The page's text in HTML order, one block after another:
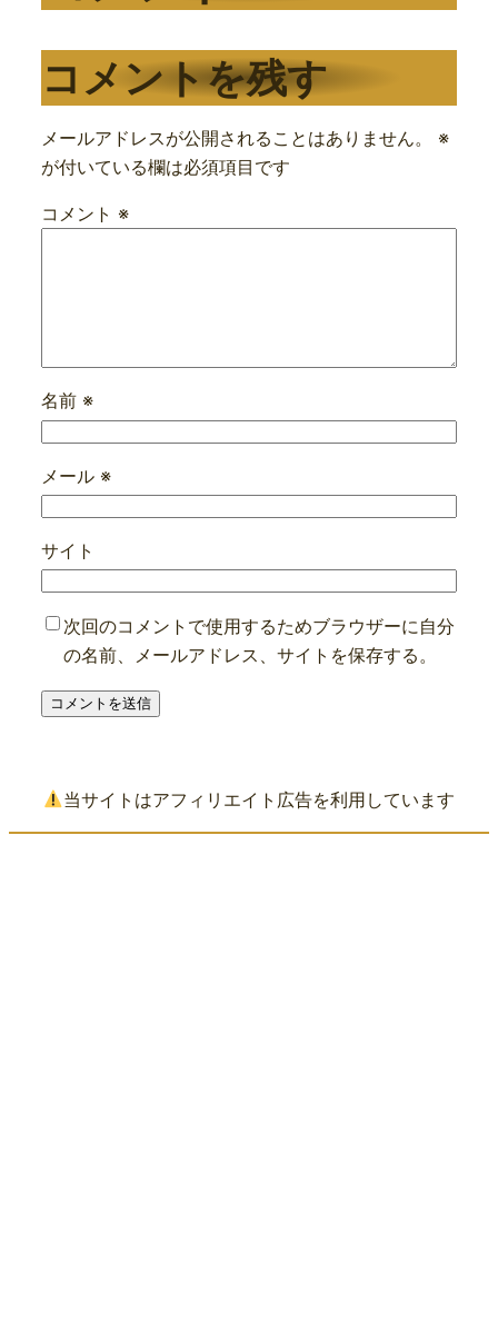
コメントを残す
メールアドレスが公開されることはありません。
※
が付いている欄は必須項目です
コメント ※
名前 ※
メール ※
サイト
次回のコメントで使用するためブラウザーに自分
の名前、メールアドレス、サイトを保存する。
当サイトはアフィリエイト広告を利用しています